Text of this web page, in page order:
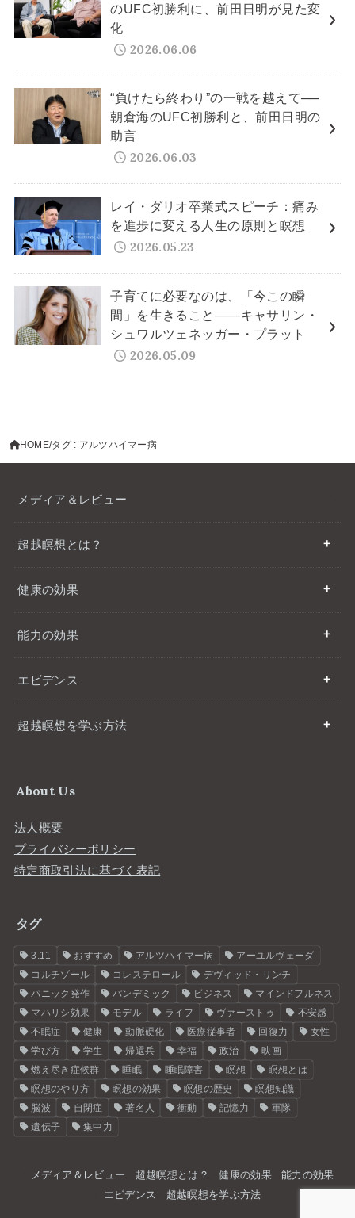
のUFC初勝利に、前田日明が見た変
化
2026.06.06
“負けたら終わり”の一戦を越えて──
朝倉海のUFC初勝利と、前田日明の
助言
2026.06.03
レイ・ダリオ卒業式スピーチ：痛み
を進歩に変える人生の原則と瞑想
2026.05.23
子育てに必要なのは、「今この瞬
間」を生きること——キャサリン・
シュワルツェネッガー・プラット
2026.05.09
HOME タグ : アルツハイマー病
メディア＆レビュー
超越瞑想とは？
健康の効果
能力の効果
エビデンス
超越瞑想を学ぶ方法
About Us
法人概要
プライバシーポリシー
特定商取引法に基づく表記
タグ
3.11 おすすめ アルツハイマー病
アーユルヴェーダ
コルチゾール
コレステロール
デヴィッド・リンチ
パニック発作
パンデミック ビジネス
マインドフルネス
マハリシ効果
モデル ライフ ヴァーストゥ
不安感
不眠症
健康 動脈硬化 医療従事者 回復力
女性
学び方
学生 帰還兵 幸福 政治
映画
燃え尽き症候群
睡眠 睡眠障害 瞑想
瞑想とは
瞑想のやり方
瞑想の効果 瞑想の歴史
瞑想知識
脳波
自閉症 著名人 衝動 記憶力
軍隊
遺伝子
集中力
メディア＆レビュー 超越瞑想とは？ 健康の効果
能力の効果
エビデンス
超越瞑想を学ぶ方法